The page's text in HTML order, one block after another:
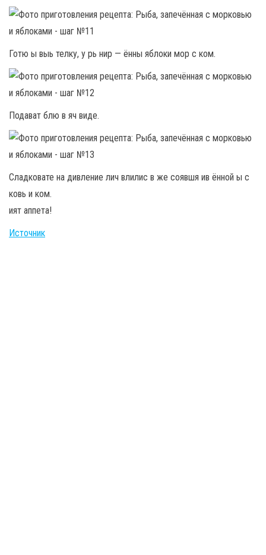
Готю ы выь телку, у рь нир — ённы яблоки мор с ком.
Подават блю в яч виде.
Сладковате на дивление лич влилис в же соявшя ив ённой ы с
ковь и ком.
ият аппета!
Источник